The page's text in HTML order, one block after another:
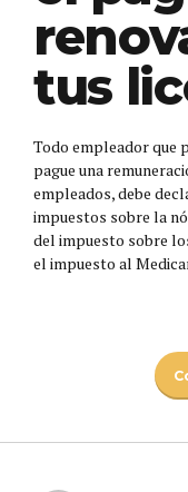
tus
Todo empleador que
pague una
empleados, debe
impuestos sobre la
del impuesto sobre
el impuesto al